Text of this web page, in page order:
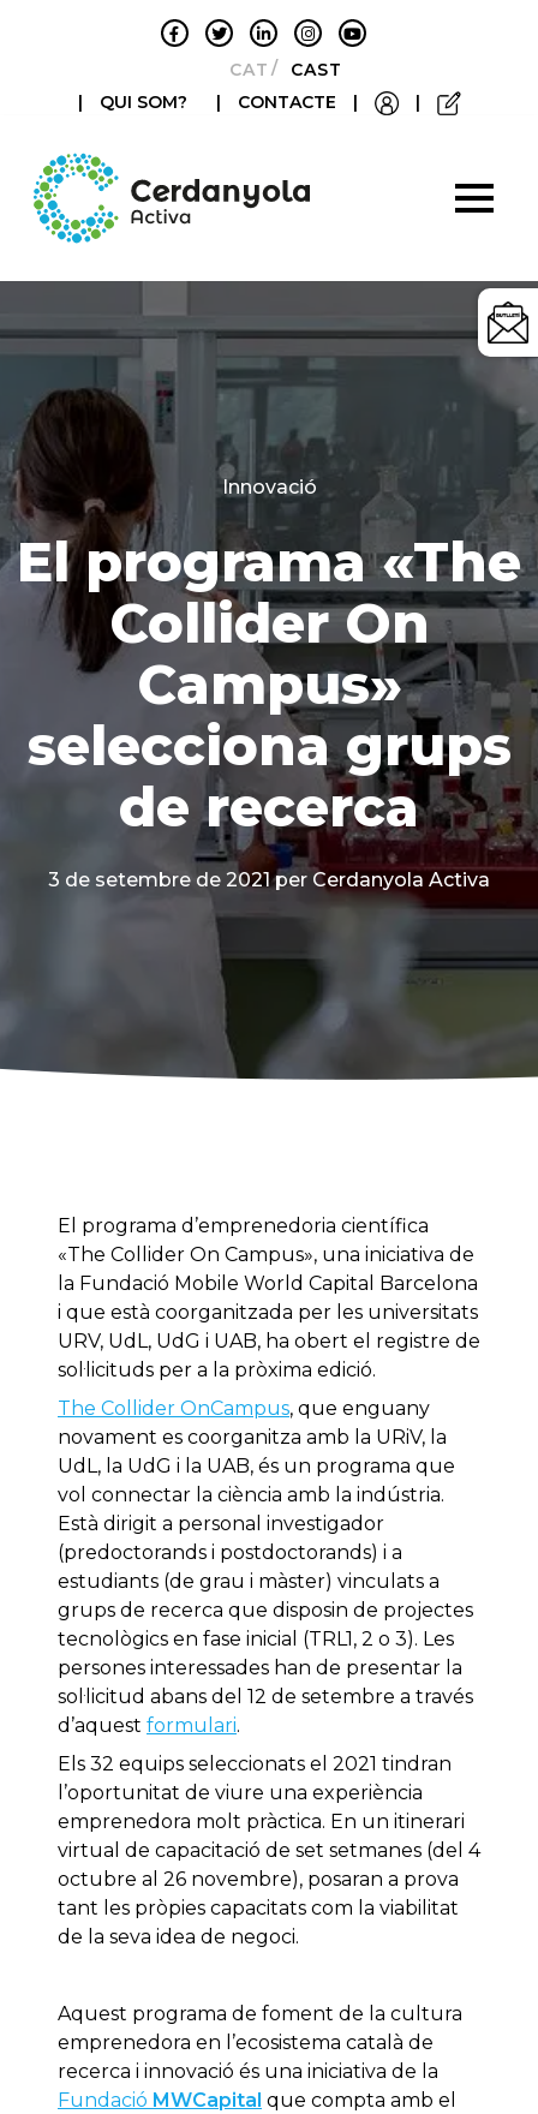
CATALÀCASTELLANO
|
QUI SOM? | CONTACTE | |
Categories
Innovació
El programa «The
Collider On
Campus»
selecciona grups
de recerca
3 de setembre de 2021 per Cerdanyola Activa
El programa d’emprenedoria científica
«The Collider On Campus», una iniciativa de
la Fundació Mobile World Capital Barcelona
i que està coorganitzada per les universitats
URV, UdL, UdG i UAB, ha obert el registre de
sol·licituds per a la pròxima edició.
The Collider OnCampus, que enguany
novament es coorganitza amb la URiV, la
UdL, la UdG i la UAB, és un programa que
vol connectar la ciència amb la indústria.
Està dirigit a personal investigador
(predoctorands i postdoctorands) i a
estudiants (de grau i màster) vinculats a
grups de recerca que disposin de projectes
tecnològics en fase inicial (TRL1, 2 o 3). Les
persones interessades han de presentar la
sol·licitud abans del 12 de setembre a través
d’aquest formulari.
Els 32 equips seleccionats el 2021 tindran
l’oportunitat de viure una experiència
emprenedora molt pràctica. En un itinerari
virtual de capacitació de set setmanes (del 4
octubre al 26 novembre), posaran a prova
tant les pròpies capacitats com la viabilitat
de la seva idea de negoci.
Aquest programa de foment de la cultura
emprenedora en l’ecosistema català de
recerca i innovació és una iniciativa de la
Fundació MWCapital que compta amb el